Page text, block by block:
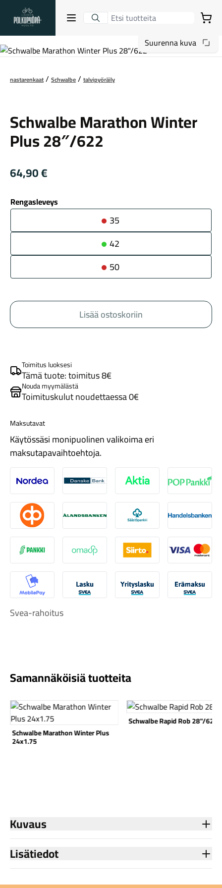
Lahden Polkupyörähuolto - etusivulle
Avaa sulje valikko
Hakutulokset
Gravel-pyörät
Maastosähköpyörät
Kaupunkisähköpyörät
Tarvikkeet
Komponentit
Ostoskori
Suurenna kuva
nastarenkaat Schwalbe talvipyöräily
Schwalbe Marathon Winter
Plus 28″/622
64,90€
Rengasleveys
35
42
50
Lisää ostoskoriin
Toimitus luoksesi
Tämä tuote: toimitus 8€
Nouda myymälästä
Toimituskulut noudettaessa 0€
Maksutavat
Käytössäsi monipuolinen valikoima eri
maksutapavaihtoehtoja.
Nordea Danske Aktia Pop-
Osuuspankki Ålandsbanken Säästöpankki
S-Pankki Omasp Siirto Visa &
MobilePay Svea Lasku Svea yrityslaskuSvea
Svea-rahoitus
Samannäköisiä tuotteita
Katso tuote
Schwalbe Marathon Winter Plus
24x1.75
Katso tuote
Schwalbe Rapid Rob 28"/622
Kuvaus
Lisätiedot